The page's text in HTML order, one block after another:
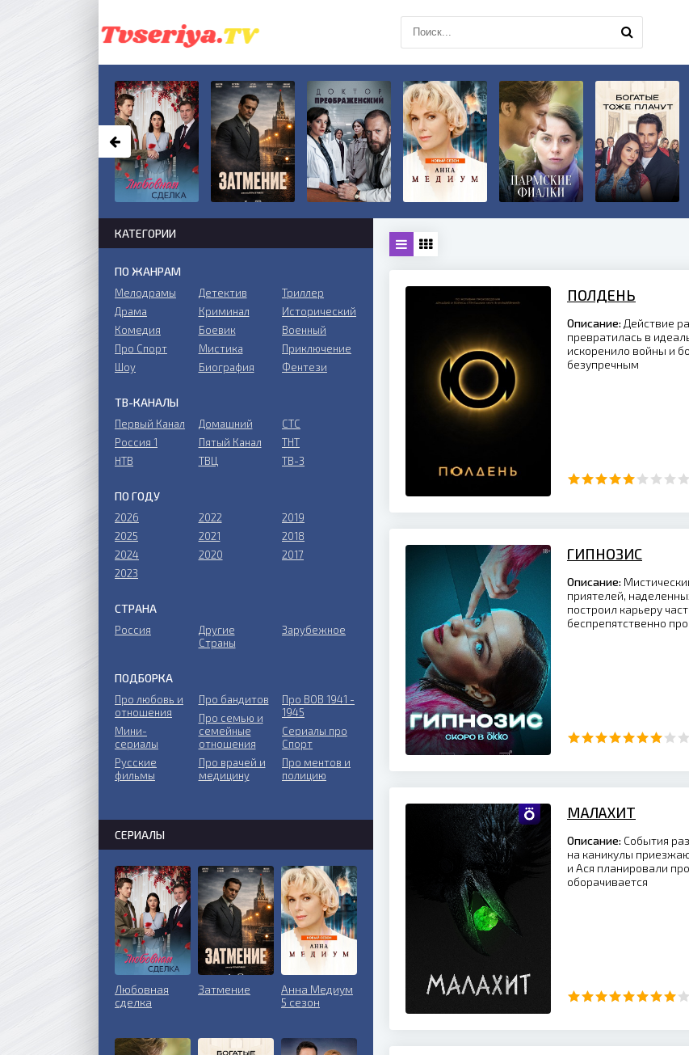
ПОЛДЕНЬ
Описание: Действие
превратилась в
искоренило войны и
безупречным
ГИПНОЗИС
Описание:
приятелей,
построил карьеру
беспрепятственно
МАЛАХИТ
Описание: События
на каникулы
и Ася планировали
оборачивается
КАТЕГОРИИ
ПО ЖАНРАМ
Мелодрамы
Драма
Комедия
Про Спорт
Шоу
Детектив
Криминал
Боевик
Мистика
Биография
Триллер
Исторический
Военный
Приключение
Фентези
ТВ-КАНАЛЫ
Первый Канал
Россия 1
НТВ
Домашний
Пятый Канал
ТВЦ
СТС
ТНТ
ТВ-3
ПО ГОДУ
2026
2025
2024
2023
2022
2021
2020
2019
2018
2017
СТРАНА
Россия
Другие
Страны
Зарубежное
ПОДБОРКА
Про любовь и
отношения
Мини-
сериалы
Русские
фильмы
Про бандитов
Пpo ceмью и
ceмeйныe
oтнoшeния
Пpo врачей и
медицину
Пpo ВОВ 1941 -
1945
Сериалы про
Спорт
Про ментов и
полицию
СЕРИАЛЫ
Любовная
сделка
Затмение
Анна Медиум
5 сезон